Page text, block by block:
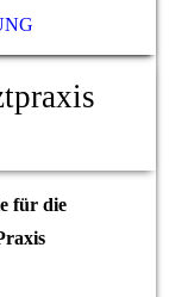
für die